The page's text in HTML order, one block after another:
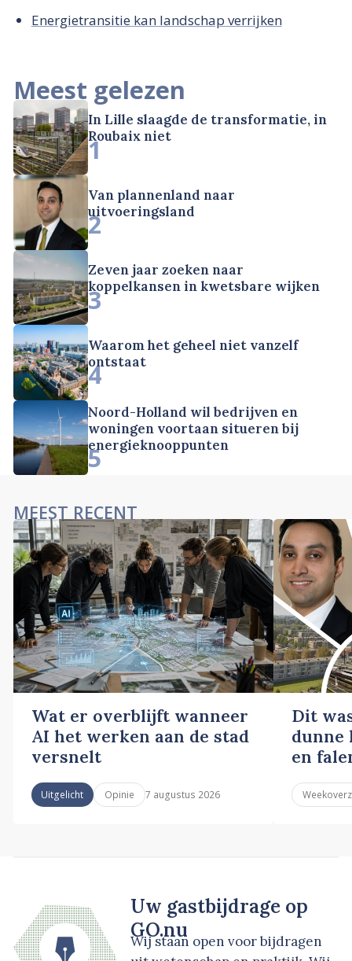
Energietransitie kan landschap verrijken
Meest gelezen
In Lille slaagde de transformatie, in
Roubaix niet
1
Van plannenland naar
uitvoeringsland
2
Zeven jaar zoeken naar
koppelkansen in kwetsbare wijken
3
Waarom het geheel niet vanzelf
ontstaat
4
Noord-Holland wil bedrijven en
woningen voortaan situeren bij
energieknooppunten
5
MEEST RECENT
Wat er overblijft wanneer
AI het werken aan de stad
versnelt
Uitgelicht Opinie 7 augustus 2026
Dit
dunne
en
Uw gastbijdrage op
GO.nu
Wij staan open voor bijdragen